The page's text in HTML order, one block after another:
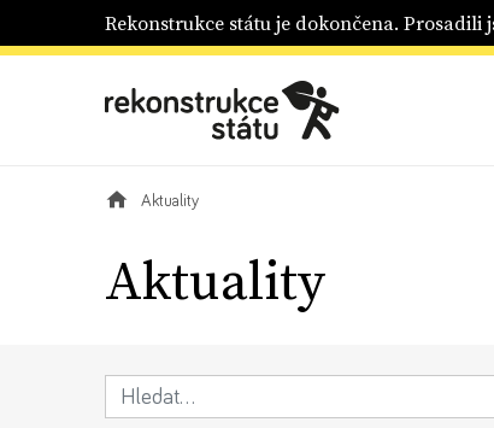
Rekonstrukce státu je dokončena. Prosadili
Aktuality
Aktuality